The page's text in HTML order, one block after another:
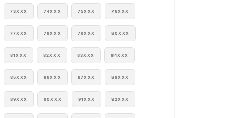
73XXX 74XXX 75XXX 76XXX
77XXX 78XXX 79XXX 80XXX
81XXX 82XXX 83XXX 84XXX
85XXX 86XXX 87XXX 88XXX
89XXX 90XXX 91XXX 92XXX